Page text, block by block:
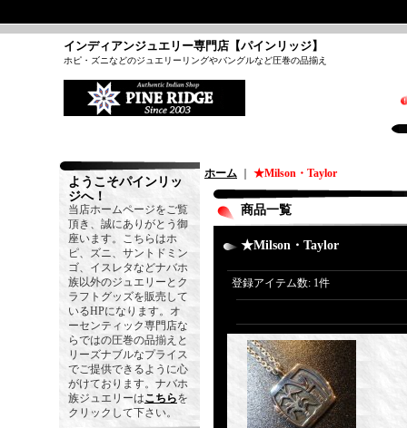
インディアンジュエリー専門店【パインリッジ】
ホピ・ズニなどのジュエリーリングやバングルなど圧巻の品揃え
ようこそパインリッ
ジへ！
当店ホームページをご覧
頂き、誠にありがとう御
座います。こちらはホ
ピ、ズニ、サントドミン
ゴ、イスレタなどナバホ
族以外のジュエリーとク
ラフトグッズを販売して
いるHPになります。オ
ーセンティック専門店な
らではの圧巻の品揃えと
リーズナブルなプライス
でご提供できるように心
がけております。ナバホ
族ジュエリーはこちらを
クリックして下さい。
ホーム ★Milson・Taylor
商品一覧
★Milson・Taylor
登録アイテム数: 1件